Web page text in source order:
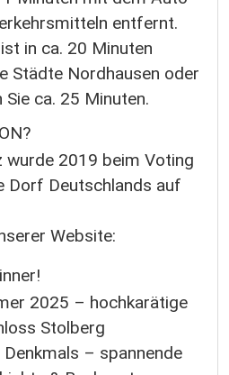
entfernt.
in ca. 20 Minuten
Städte Nordhausen oder
ca. 25 Minuten.
wurde 2019 beim Voting
Dorf Deutschlands auf
Website:
2025 – hochkarätige
Stolberg
– spannende